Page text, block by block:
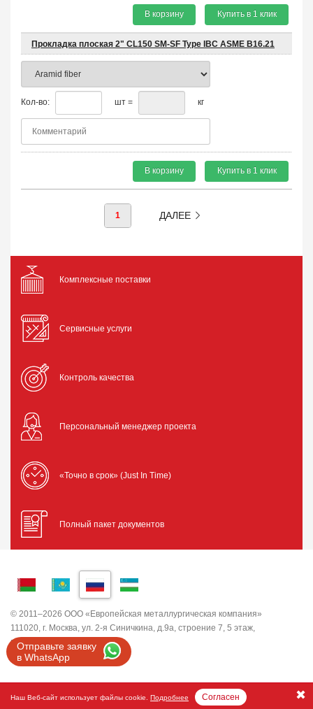
Отправьте заявку
в WhatsApp
В корзину Купить в 1 клик
Прокладка плоская 2" CL150 SM-SF Type IBC ASME B16.21
Кол-во: шт = кг
В корзину Купить в 1 клик
1 ДАЛЕЕ
Комплексные поставки
Сервисные услуги
Контроль качества
Персональный менеджер проекта
«Точно в срок» (Just In Time)
Полный пакет документов
© 2011–2026 ООО «Европейская металлургическая компания»
111020, г. Москва, ул. 2-я Синичкина, д.9а, строение 7, 5 этаж,
помещение I, комната 5
ИНН 7743820503 ООО "ЕМК"
Наш Веб-сайт использует файлы cookie. Подробнее Согласен